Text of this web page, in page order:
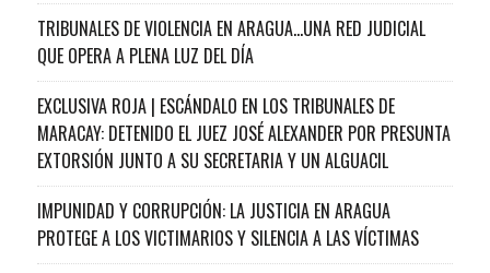
TRIBUNALES DE VIOLENCIA EN ARAGUA…UNA RED JUDICIAL
QUE OPERA A PLENA LUZ DEL DÍA
EXCLUSIVA ROJA | ESCÁNDALO EN LOS TRIBUNALES DE
MARACAY: DETENIDO EL JUEZ JOSÉ ALEXANDER POR PRESUNTA
EXTORSIÓN JUNTO A SU SECRETARIA Y UN ALGUACIL
IMPUNIDAD Y CORRUPCIÓN: LA JUSTICIA EN ARAGUA
PROTEGE A LOS VICTIMARIOS Y SILENCIA A LAS VÍCTIMAS